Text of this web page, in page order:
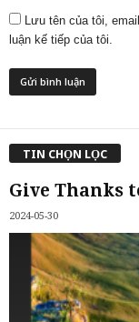
Lưu tên của tôi,
luận kế tiếp của tôi.
TIN CHỌN LỌC
Give Thanks
2024-05-30